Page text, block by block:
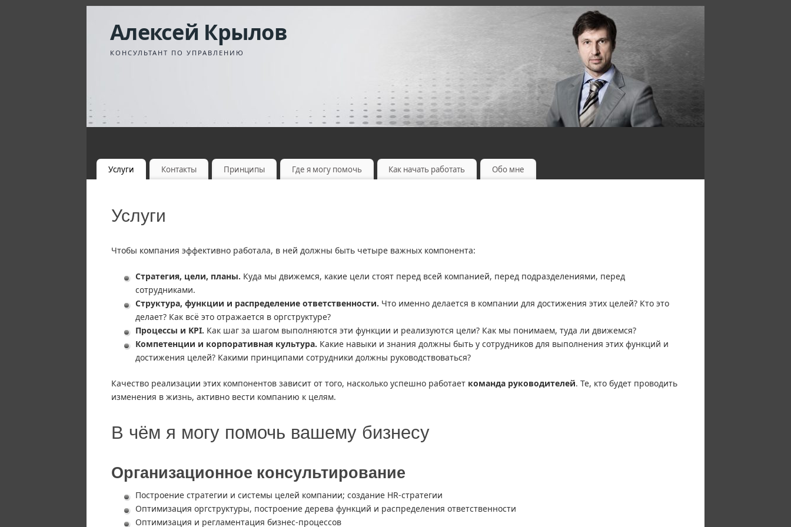
Алексей Крылов
КОНСУЛЬТАНТ ПО УПРАВЛЕНИЮ
Услуги Контакты Принципы Где я могу помочь Как начать работать Обо мне
Услуги
Чтобы компания эффективно работала, в ней должны быть четыре важных компонента:
Стратегия, цели, планы. Куда мы движемся, какие цели стоят перед всей компанией, перед подразделениями, перед
сотрудниками.
Структура, функции и распределение ответственности. Что именно делается в компании для достижения этих целей? Кто это
делает? Как всё это отражается в оргструктуре?
Процессы и KPI. Как шаг за шагом выполняются эти функции и реализуются цели? Как мы понимаем, туда ли движемся?
Компетенции и корпоративная культура. Какие навыки и знания должны быть у сотрудников для выполнения этих функций и
достижения целей? Какими принципами сотрудники должны руководствоваться?
Качество реализации этих компонентов зависит от того, насколько успешно работает команда руководителей. Те, кто будет проводить
изменения в жизнь, активно вести компанию к целям.
В чём я могу помочь вашему бизнесу
Организационное консультирование
Построение стратегии и системы целей компании; создание HR-стратегии
Оптимизация оргструктуры, построение дерева функций и распределения ответственности
Оптимизация и регламентация бизнес-процессов